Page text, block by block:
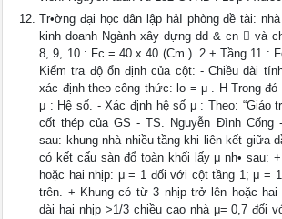
Tr•ờng đại học dân lập hảI phòng đề tài:
kinh doanh Ngành xây dựng dd & cn  và
8, 9, 10 : Fc = 40 x 40 (Cm ). 2 + Tầng 11 :
Kiểm tra độ ổn định của cột: - Chiều dài
xác định theo công thức: lo = μ . H Trong
μ : Hệ số. - Xác định hệ số μ : Theo: “Giáo
cốt thép của GS - TS. Nguyễn Đình Cống
sau: khung nhà nhiều tầng khi liên kết giữa
có kết cấu sàn đổ toàn khối lấy μ nh• sau:
hoặc hai nhịp: μ = 1 đối với cột tầng 1; μ =
trên. + Khung có từ 3 nhịp trở lên hoặc hai
dài hai nhịp >1/3 chiều cao nhà μ= 0,7 đối